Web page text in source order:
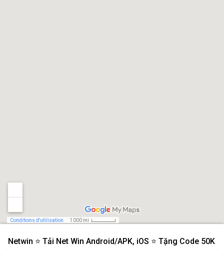
Netwin ⭐️ Tải Net Win Android/APK, iOS ⭐️ Tặng Code 50K
Conditions d'utilisation 1 000 mi